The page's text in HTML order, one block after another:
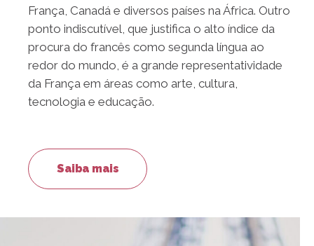
França, Canadá e diversos países na África. Outro
ponto indiscutível, que justifica o alto índice da
procura do francês como segunda língua ao
redor do mundo, é a grande representatividade
da França em áreas como arte, cultura,
tecnologia e educação.
Saiba mais